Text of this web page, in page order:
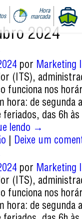
Hora
marcada
2024
por Marketing
(ITS),
funciona nos
hora: de segunda
feriados, das 6h
lendo →
| Deixe um
por Marketing
(ITS),
funciona nos
hora: de segunda